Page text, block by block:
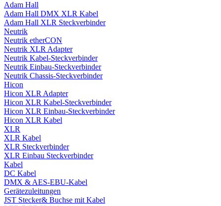
Adam Hall
Adam Hall DMX XLR Kabel
Adam Hall XLR Steckverbinder
Neutrik
Neutrik etherCON
Neutrik XLR Adapter
Neutrik Kabel-Steckverbinder
Neutrik Einbau-Steckverbinder
Neutrik Chassis-Steckverbinder
Hicon
Hicon XLR Adapter
Hicon XLR Kabel-Steckverbinder
Hicon XLR Einbau-Steckverbinder
Hicon XLR Kabel
XLR
XLR Kabel
XLR Steckverbinder
XLR Einbau Steckverbinder
Kabel
DC Kabel
DMX & AES-EBU-Kabel
Gerätezuleitungen
JST Stecker& Buchse mit Kabel